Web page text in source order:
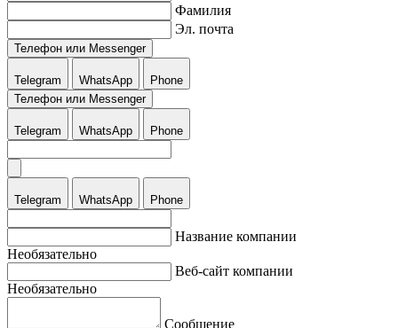
Фамилия
Эл. почта
Телефон или Messenger
Telegram WhatsApp
Phone
Телефон или Messenger
Telegram WhatsApp Phone
Telegram WhatsApp Phone
Название компании
Необязательно
Веб-сайт компании
Необязательно
Сообщение